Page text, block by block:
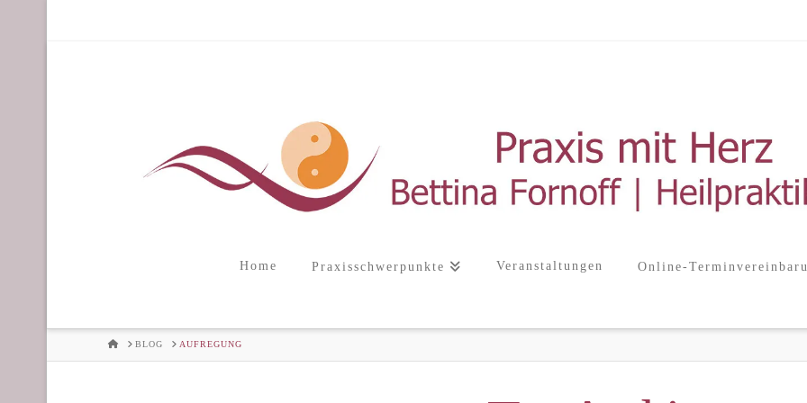
Home Praxisschwerpunkte Veranstaltungen Online-
HOMEBLOG AUFREGUNG